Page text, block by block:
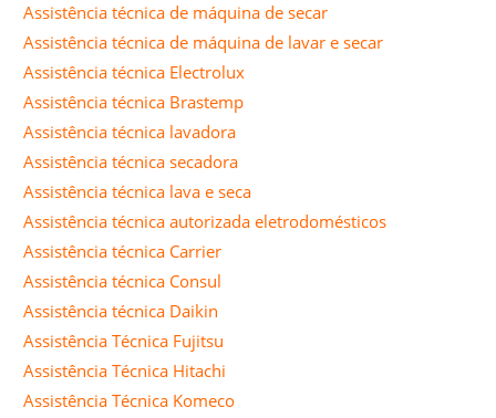
Assistência técnica de máquina de secar
Assistência técnica de máquina de lavar e secar
Assistência técnica Electrolux
Assistência técnica Brastemp
Assistência técnica lavadora
Assistência técnica secadora
Assistência técnica lava e seca
Assistência técnica autorizada eletrodomésticos
Assistência técnica Carrier
Assistência técnica Consul
Assistência técnica Daikin
Assistência Técnica Fujitsu
Assistência Técnica Hitachi
Assistência Técnica Komeco